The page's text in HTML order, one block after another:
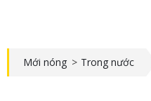
Mới nóng > Trong nước